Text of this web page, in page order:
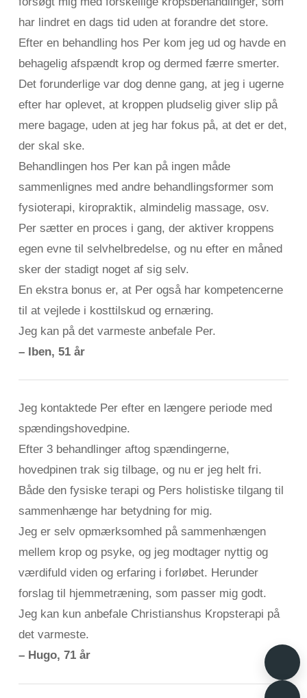
har lindret en dags tid uden at forandre det store.
Efter en behandling hos Per kom jeg ud og havde en
behagelig afspændt krop og dermed færre smerter.
Det forunderlige var dog denne gang, at jeg i ugerne
efter har oplevet, at kroppen pludselig giver slip på
mere bagage, uden at jeg har fokus på, at det er det,
der skal ske.
Behandlingen hos Per kan på ingen måde
sammenlignes med andre behandlingsformer som
fysioterapi, kiropraktik, almindelig massage, osv.
Per sætter en proces i gang, der aktiver kroppens
egen evne til selvhelbredelse, og nu efter en måned
sker der stadigt noget af sig selv.
En ekstra bonus er, at Per også har kompetencerne
til at vejlede i kosttilskud og ernæring.
Jeg kan på det varmeste anbefale Per.
– Iben, 51 år
Jeg kontaktede Per efter en længere periode med
spændingshovedpine.
Efter 3 behandlinger aftog spændingerne,
hovedpinen trak sig tilbage, og nu er jeg helt fri.
Både den fysiske terapi og Pers holistiske tilgang til
sammenhænge har betydning for mig.
Jeg er selv opmærksomhed på sammenhængen
mellem krop og psyke, og jeg modtager nyttig og
værdifuld viden og erfaring i forløbet. Herunder
forslag til hjemmetræning, som passer mig godt.
Jeg kan kun anbefale Christianshus Kropsterapi på
det varmeste.
– Hugo, 71 år